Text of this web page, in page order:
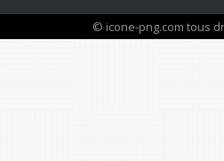
© icone-png.com tous